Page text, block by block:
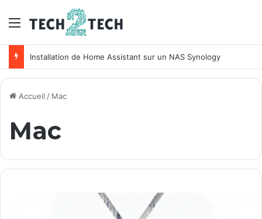
Menu
Installation de Home Assistant sur un NAS Synology
Accueil / Mac
Mac